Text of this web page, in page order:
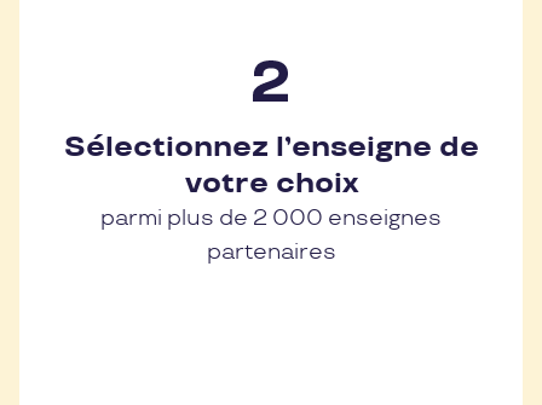
Sélectionnez l’enseigne de
votre choix
parmi plus de 2 000 enseignes
partenaires